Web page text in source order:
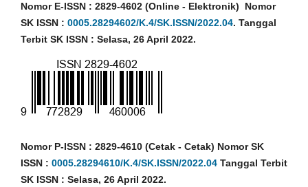
Nomor E-ISSN : 2829-4602 (Online - Elektronik) Nomor
SK ISSN : 0005.28294602/K.4/SK.ISSN/2022.04. Tanggal
Terbit SK ISSN : Selasa, 26 April 2022.
Nomor P-ISSN : 2829-4610 (Cetak - Cetak) Nomor SK
ISSN : 0005.28294610/K.4/SK.ISSN/2022.04 Tanggal Terbit
SK ISSN : Selasa, 26 April 2022.